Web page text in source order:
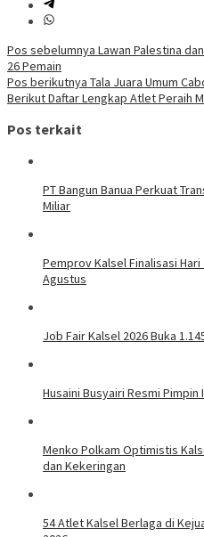
Navigasi
pos
Pos sebelumnya Lawan Palestina
26 Pemain
Pos berikutnya Tala Juara Umum
Berikut Daftar Lengkap Atlet Peraih
Pos terkait
PT Bangun Banua Perkuat
Miliar
Pemprov Kalsel Finalisasi
Agustus
Job Fair Kalsel 2026 Buka
Husaini Busyairi Resmi
Menko Polkam Optimistis
dan Kekeringan
54 Atlet Kalsel Berlaga di